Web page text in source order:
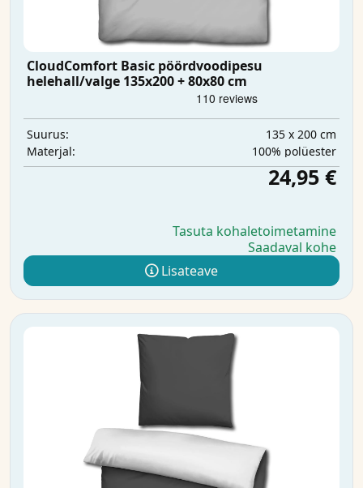
CloudComfort Basic pöördvoodipesu
helehall/valge 135x200 + 80x80 cm
Suurus:
135 x 200 cm
Materjal:
100% polüester
24,95 €
Tasuta kohaletoimetamine
Saadaval kohe
Lisateave